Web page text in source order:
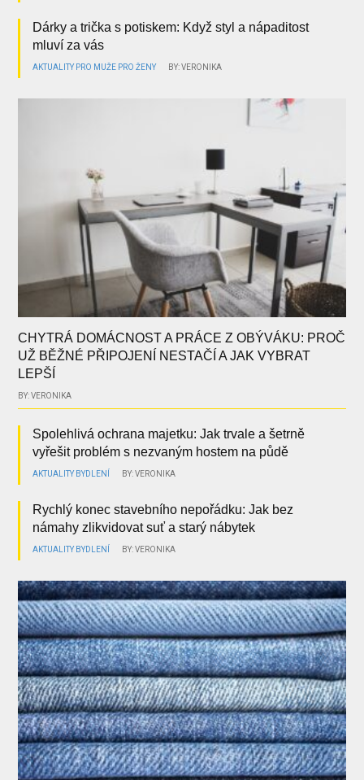
Dárky a trička s potiskem: Když styl a nápaditost
mluví za vás
AKTUALITY PRO MUŽE PRO ŽENY BY: VERONIKA
CHYTRÁ DOMÁCNOST A PRÁCE Z OBÝVÁKU: PROČ
UŽ BĚŽNÉ PŘIPOJENÍ NESTAČÍ A JAK VYBRAT
LEPŠÍ
BY: VERONIKA
Spolehlivá ochrana majetku: Jak trvale a šetrně
vyřešit problém s nezvaným hostem na půdě
AKTUALITY BYDLENÍ BY: VERONIKA
Rychlý konec stavebního nepořádku: Jak bez
námahy zlikvidovat suť a starý nábytek
AKTUALITY BYDLENÍ BY: VERONIKA